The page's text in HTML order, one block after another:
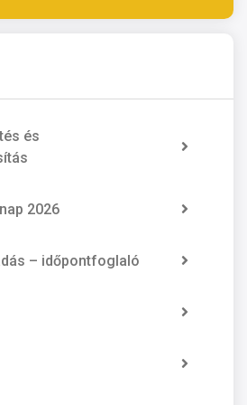
és
2026
– időpontfoglaló